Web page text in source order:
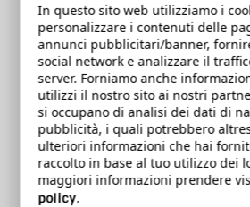
conseguenti misure e procedure
protezione dei Lavoratori e delle
della formazione.
Programma del corso
Learning Lavoratori -
specifica Basso
rumore - 30 minuti
In questo sito web utilizziamo i
personalizzare i contenuti delle
annunci pubblicitari/banner,
social network e analizzare il
server. Forniamo anche
utilizzi il nostro sito ai nostri
si occupano di analisi dei dati di
pubblicità, i quali potrebbero
ulteriori informazioni che hai
raccolto in base al tuo utilizzo dei
maggiori informazioni prendere
policy.